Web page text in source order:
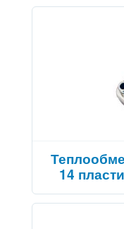
14